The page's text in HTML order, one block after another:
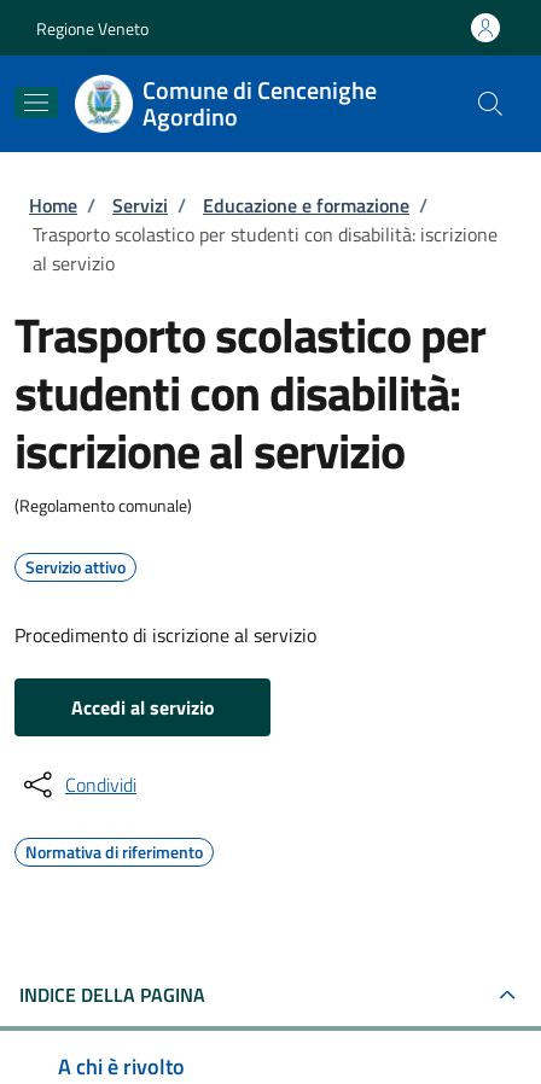
Regione Veneto
Comune di Cencenighe
Agordino
Briciole di pane
Home / Servizi / Educazione e formazione /
Trasporto scolastico per studenti con disabilità: iscrizione
al servizio
Trasporto scolastico per
studenti con disabilità:
iscrizione al servizio
(Regolamento comunale)
Servizio attivo
Procedimento di iscrizione al servizio
Accedi al servizio
Condividi
Normativa di riferimento
INDICE DELLA PAGINA
A chi è rivolto